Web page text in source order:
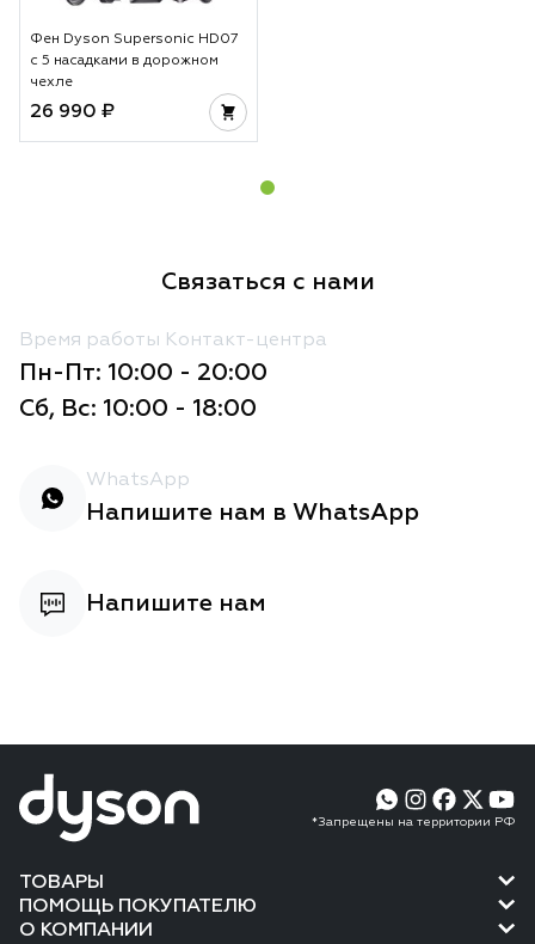
Фен Dyson Supersonic HD07
с 5 насадками в дорожном
чехле
26 990 ₽
Связаться с нами
Время работы Контакт-центра
Пн-Пт: 10:00 - 20:00
Сб, Вс: 10:00 - 18:00
WhatsApp
Напишите нам в WhatsApp
Напишите нам
*Запрещены на территории РФ
ТОВАРЫ
ПОМОЩЬ ПОКУПАТЕЛЮ
О КОМПАНИИ